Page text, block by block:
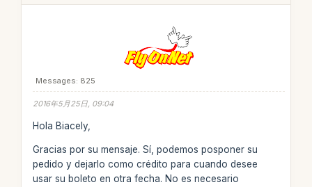
Messages: 825
2016年5月25日, 09:04
Hola Biacely,
Gracias por su mensaje. Sí, podemos posponer su
pedido y dejarlo como crédito para cuando desee
usar su boleto en otra fecha. No es necesario